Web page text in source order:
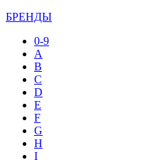
БРЕНДЫ
0-9
A
B
C
D
E
F
G
H
I